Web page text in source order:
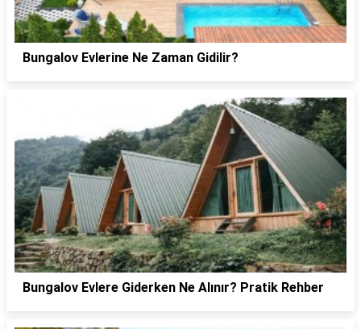
Bungalov Evlerine Ne Zaman Gidilir?
Bungalov Evlere Giderken Ne Alınır? Pratik Rehber